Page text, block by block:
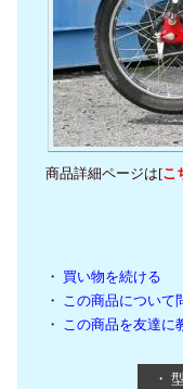
商品詳細ページは[こ
・ 買い物を続ける
・ この商品について
・ この商品を友達に
・